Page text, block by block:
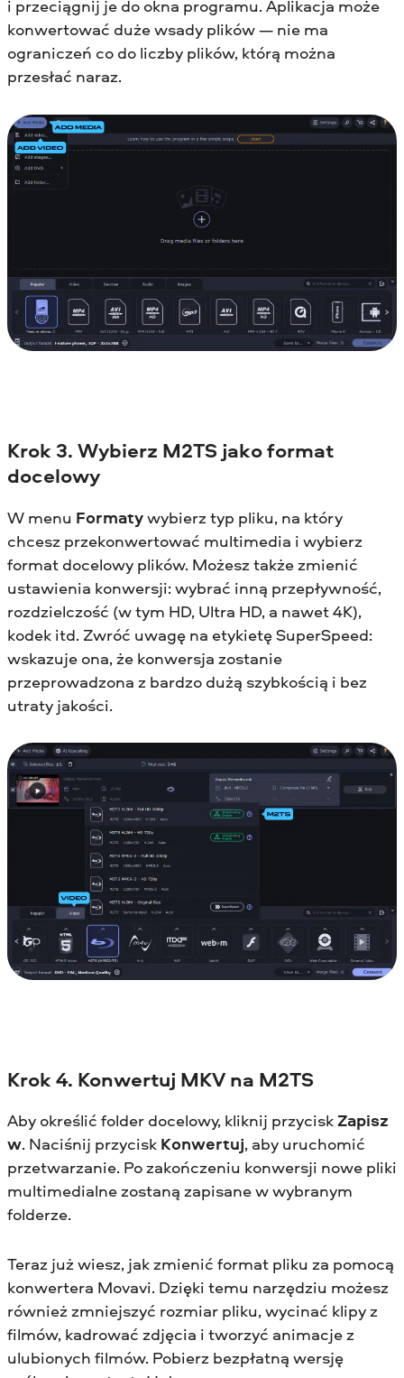
i przeciągnij je do okna programu. Aplikacja może
konwertować duże wsady plików — nie ma
ograniczeń co do liczby plików, którą można
przesłać naraz.
Krok 3. Wybierz M2TS jako format
docelowy
W menu Formatywybierz typ pliku, na który
chcesz przekonwertować multimedia i wybierz
format docelowy plików. Możesz także zmienić
ustawienia konwersji: wybrać inną przepływność,
rozdzielczość (w tym HD, Ultra HD, a nawet 4K),
kodek itd. Zwróć uwagę na etykietę SuperSpeed:
wskazuje ona, że konwersja zostanie
przeprowadzona z bardzo dużą szybkością i bez
utraty jakości.
Krok 4. Konwertuj MKV na M2TS
Aby określić folder docelowy, kliknij przycisk Zapisz
w. Naciśnij przycisk Konwertuj, aby uruchomić
przetwarzanie. Po zakończeniu konwersji nowe pliki
multimedialne zostaną zapisane w wybranym
folderze.
Teraz już wiesz, jak zmienić format pliku za pomocą
konwertera Movavi. Dzięki temu narzędziu możesz
również zmniejszyć rozmiar pliku, wycinać klipy z
filmów, kadrować zdjęcia i tworzyć animacje z
ulubionych filmów. Pobierz bezpłatną wersję